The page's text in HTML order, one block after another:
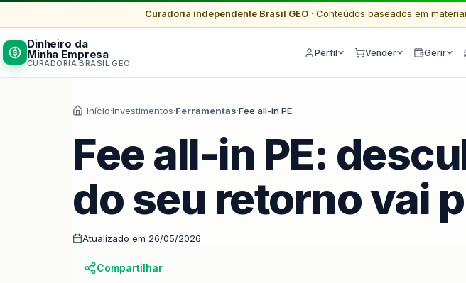
Curadoria independente Brasil GEO· Conteúdos baseados em
Dinheiro da
Minha Empresa
CURADORIA BRASIL GEO
Perfil Vender Gerir
Início·Investimentos·Ferramentas·Fee all-in PE
Fee all-in PE:
do seu retorno vai
Atualizado em 26/05/2026
Compartilhar